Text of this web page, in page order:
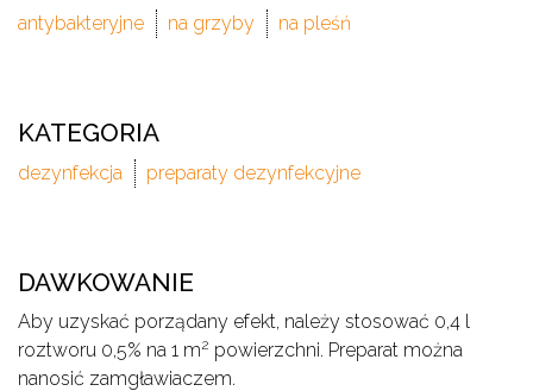
antybakteryjne na grzyby na pleśń
KATEGORIA
dezynfekcja preparaty dezynfekcyjne
DAWKOWANIE
Aby uzyskać porządany efekt, należy stosować 0,4 l
roztworu 0,5% na 1 m2 powierzchni. Preparat można
nanosić zamgławiaczem.